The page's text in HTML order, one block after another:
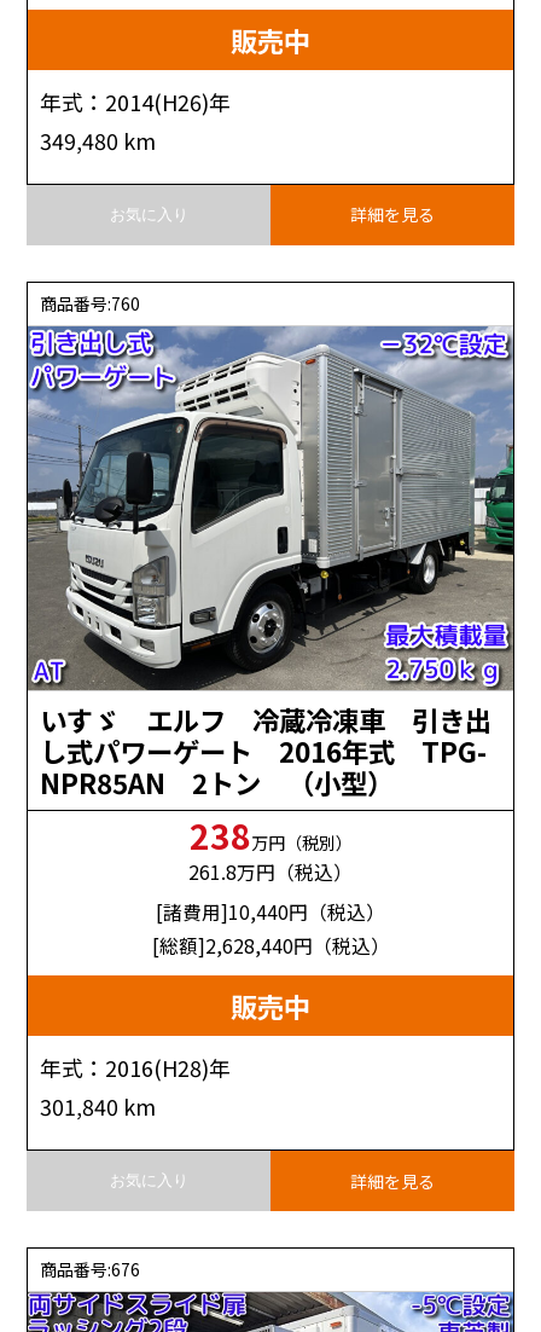
販売中
年式：2014(H26)年
349,480 km
お気に入り 詳細を見る
商品番号:760
いすゞ エルフ 冷蔵冷凍車 引き出
し式パワーゲート 2016年式 TPG-
NPR85AN 2トン （小型）
238万円（税別）
261.8万円（税込）
[諸費用]10,440円（税込）
[総額]2,628,440円（税込）
販売中
年式：2016(H28)年
301,840 km
お気に入り 詳細を見る
商品番号:676